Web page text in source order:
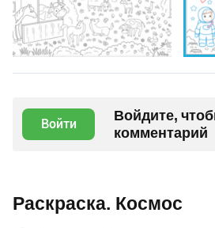
Войти
Войдите,
комментарий
Раскраска. Космос